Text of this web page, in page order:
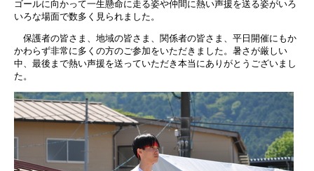
ゴールに向かって一生懸命に走る姿や仲間に熱い声援を送る姿がいろ
いろな場面で数多く見られました。
保護者の皆さま、地域の皆さま、関係者の皆さま、平日開催にもか
かわらず非常に多くの方のご参加をいただきました。暑さが厳しい
中、最後まで熱い声援を送っていただき本当にありがとうございまし
た。